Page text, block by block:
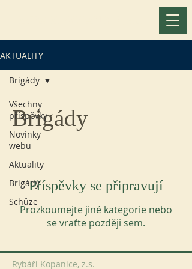
AKTUALITY
Všechny
příspěvky
Novinky
webu
Aktuality
Brigády
Schůze
Brigády
Brigády
Příspěvky se připravují
Prozkoumejte jiné kategorie nebo
se vraťte později sem.
Rybáři Kopanice, z.s.